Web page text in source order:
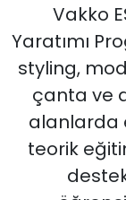
Vakko
Yaratımı
styling,
çanta ve
alanlarda
teorik